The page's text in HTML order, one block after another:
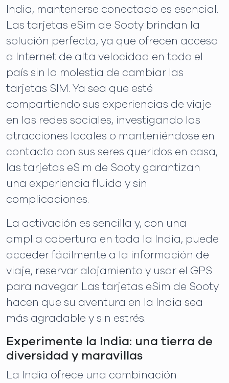
India, mantenerse conectado es esencial.
Las tarjetas eSim de Sooty brindan la
solución perfecta, ya que ofrecen acceso
a Internet de alta velocidad en todo el
país sin la molestia de cambiar las
tarjetas SIM. Ya sea que esté
compartiendo sus experiencias de viaje
en las redes sociales, investigando las
atracciones locales o manteniéndose en
contacto con sus seres queridos en casa,
las tarjetas eSim de Sooty garantizan
una experiencia fluida y sin
complicaciones.
La activación es sencilla y, con una
amplia cobertura en toda la India, puede
acceder fácilmente a la información de
viaje, reservar alojamiento y usar el GPS
para navegar. Las tarjetas eSim de Sooty
hacen que su aventura en la India sea
más agradable y sin estrés.
Experimente la India: una tierra de
diversidad y maravillas
La India ofrece una combinación